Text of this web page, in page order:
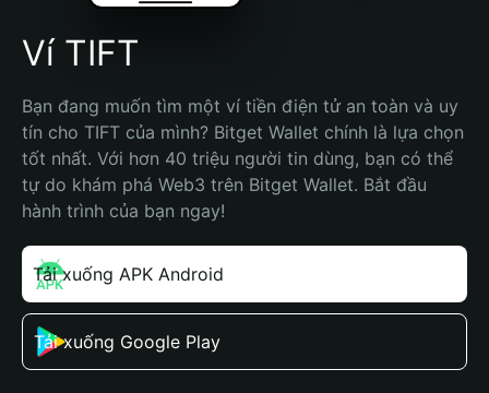
Ví TIFT
Bạn đang muốn tìm một ví tiền điện tử an toàn và uy
tín cho TIFT của mình? Bitget Wallet chính là lựa chọn
tốt nhất. Với hơn 40 triệu người tin dùng, bạn có thể
tự do khám phá Web3 trên Bitget Wallet. Bắt đầu
hành trình của bạn ngay!
Tải xuống APK Android
Tải xuống Google Play